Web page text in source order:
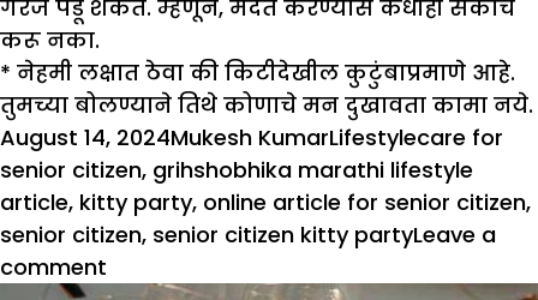
गरज पडू शकते. म्हणून, मदत करण्यास कधीही संकोच
करू नका.
* नेहमी लक्षात ठेवा की किटीदेखील कुटुंबाप्रमाणे आहे.
तुमच्या बोलण्याने तिथे कोणाचे मन दुखावता कामा नये.
Posted
on
August 14, 2024Author
Mukesh KumarCategories
LifestyleTags
care for
senior citizen, grihshobhika marathi lifestyle
article, kitty party, online article for senior citizen,
senior citizen, senior citizen kitty partyLeave a
comment